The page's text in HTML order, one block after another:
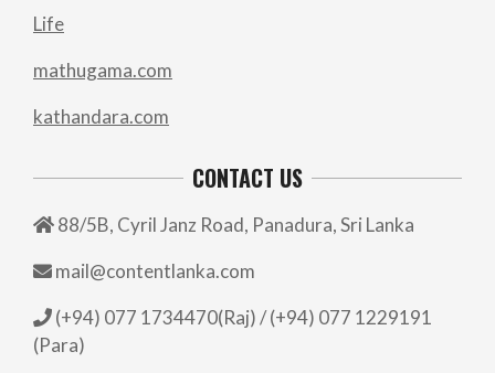
Life
mathugama.com
kathandara.com
CONTACT US
88/5B, Cyril Janz Road, Panadura, Sri Lanka
mail@contentlanka.com
(+94) 077 1734470(Raj) / (+94) 077 1229191
(Para)